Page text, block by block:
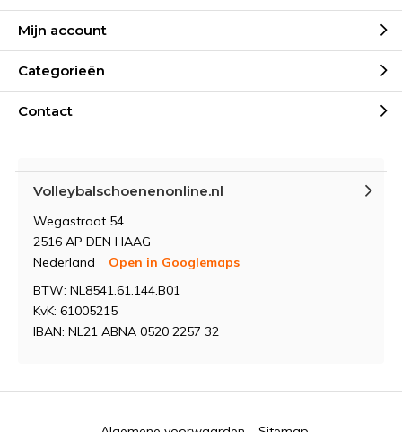
Mijn account
Categorieën
Contact
Volleybalschoenenonline.nl
Wegastraat 54
2516 AP DEN HAAG
Nederland
Open in Googlemaps
BTW: NL8541.61.144.B01
KvK: 61005215
IBAN: NL21 ABNA 0520 2257 32